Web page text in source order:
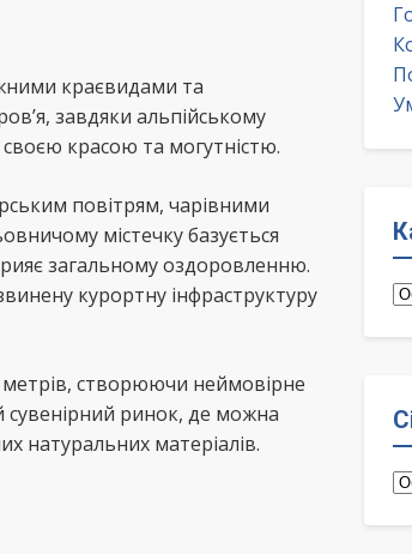
краєвидами та
завдяки альпійському
красою та могутністю.
повітрям, чарівними
містечку базується
загальному оздоровленню.
курортну інфраструктуру
створюючи неймовірне
ринок, де можна
натуральних матеріалів.